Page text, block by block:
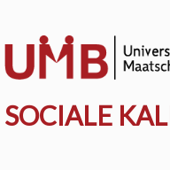
SOCIALE